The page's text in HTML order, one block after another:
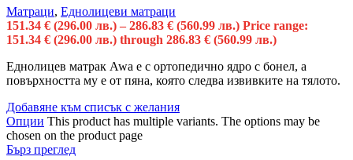
Матраци, Еднолицеви матраци
151.34 € (296.00 лв.) – 286.83 € (560.99 лв.) Price range:
151.34 € (296.00 лв.) through 286.83 € (560.99 лв.)
Еднолицев матрак Awa е с oртопедично ядро с бонел, а
повърхността му e от пяна, която следва извивките на тялото.
Добавяне към списък с желания
Опции This product has multiple variants. The options may be
chosen on the product page
Бърз преглед